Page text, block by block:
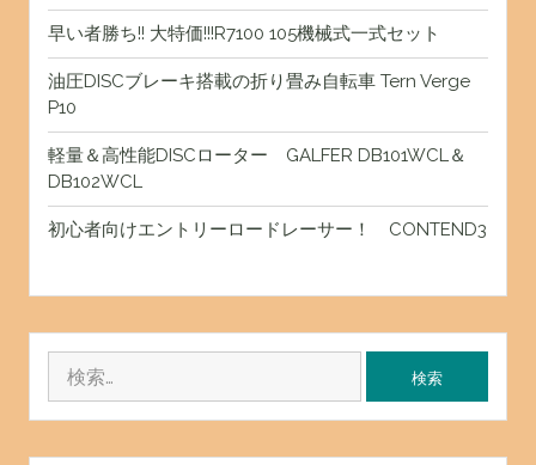
早い者勝ち!! 大特価!!!R7100 105機械式一式セット
油圧DISCブレーキ搭載の折り畳み自転車 Tern Verge
P10
軽量＆高性能DISCローター GALFER DB101WCL＆
DB102WCL
初心者向けエントリーロードレーサー！ CONTEND3